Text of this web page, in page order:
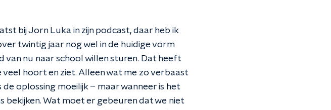
bij Jorn Luka in zijn podcast, daar heb ik
twintig jaar nog wel in de huidige vorm
van nu naar school willen sturen. Dat heeft
hoort en ziet. Alleen wat me zo verbaast
oplossing moeilijk – maar wanneer is het
bekijken. Wat moet er gebeuren dat we niet